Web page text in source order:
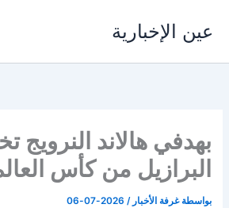
المحتوى
عين الإخبارية
بهدفي هالاند النرويج
البرازيل من كأس
بواسطة غرفة الأخبار/
2026-07-06